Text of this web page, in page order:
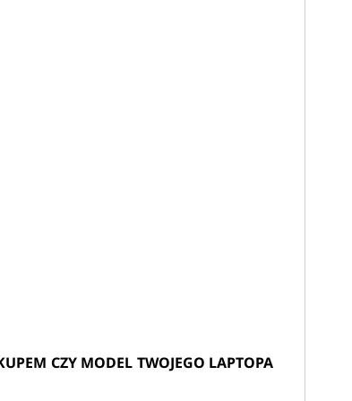
CZY MODEL TWOJEGO LAPTOPA